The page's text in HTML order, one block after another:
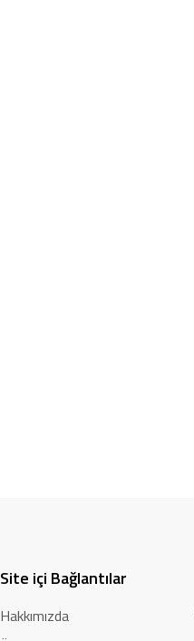
Site içi Bağlantılar
Hakkımızda